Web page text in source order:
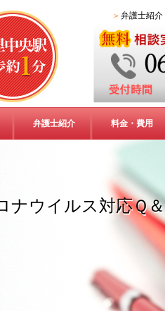
弁護士紹介
弁護士紹介 料金・費用
ナウイルス対応Ｑ